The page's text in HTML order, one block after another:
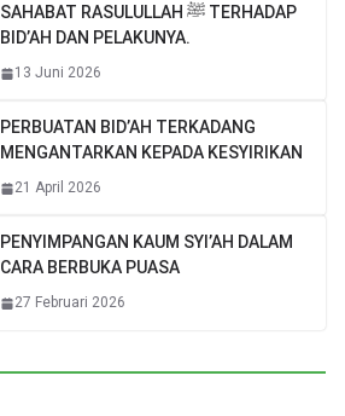
SAHABAT RASULULLAH ﷺ TERHADAP
BID’AH DAN PELAKUNYA.
13 Juni 2026
PERBUATAN BID’AH TERKADANG
MENGANTARKAN KEPADA KESYIRIKAN
21 April 2026
PENYIMPANGAN KAUM SYI’AH DALAM
CARA BERBUKA PUASA
27 Februari 2026